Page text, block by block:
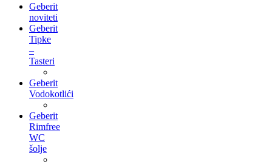
Geberit
noviteti
Geberit
Tipke
–
Tasteri
Geberit
Vodokotlići
Geberit
Rimfree
WC
šolje